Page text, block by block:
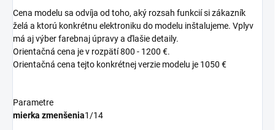
Cena modelu sa odvíja od toho, aký rozsah funkcií si zákazník
želá a ktorú konkrétnu elektroniku do modelu inštalujeme. Vplyv
má aj výber farebnaj úpravy a ďlašie detaily.
Orientačná cena je v rozpätí 800 - 1200 €.
Orientačná cena tejto konkrétnej verzie modelu je 1050 €
Parametre
mierka zmenšenia1/14